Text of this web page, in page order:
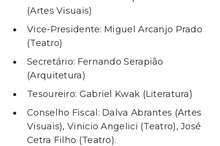
(Artes Visuais)
Vice-Presidente: Miguel Arcanjo Prado
(Teatro)
Secretário: Fernando Serapião
(Arquitetura)
Tesoureiro: Gabriel Kwak (Literatura)
Conselho Fiscal: Dalva Abrantes (Artes
Visuais), Vinicio Angelici (Teatro), José
Cetra Filho (Teatro).